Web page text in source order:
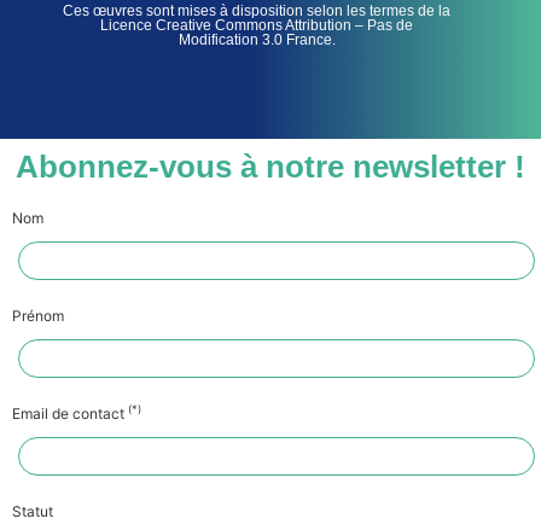
Ces œuvres sont mises à disposition selon les termes de la
Licence Creative Commons Attribution – Pas de
Modification 3.0 France.
Abonnez-vous à notre newsletter !
Nom
Prénom
Email de contact (*)
Statut